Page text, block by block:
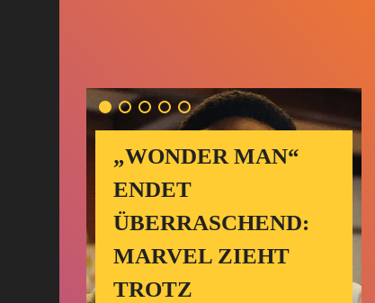
„WONDER MAN“
ENDET
ÜBERRASCHEND:
MARVEL ZIEHT
TROTZ